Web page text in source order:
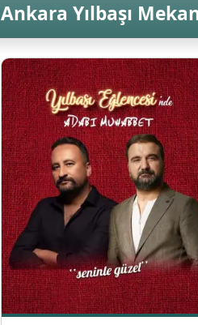
Ankara Yılbaşı